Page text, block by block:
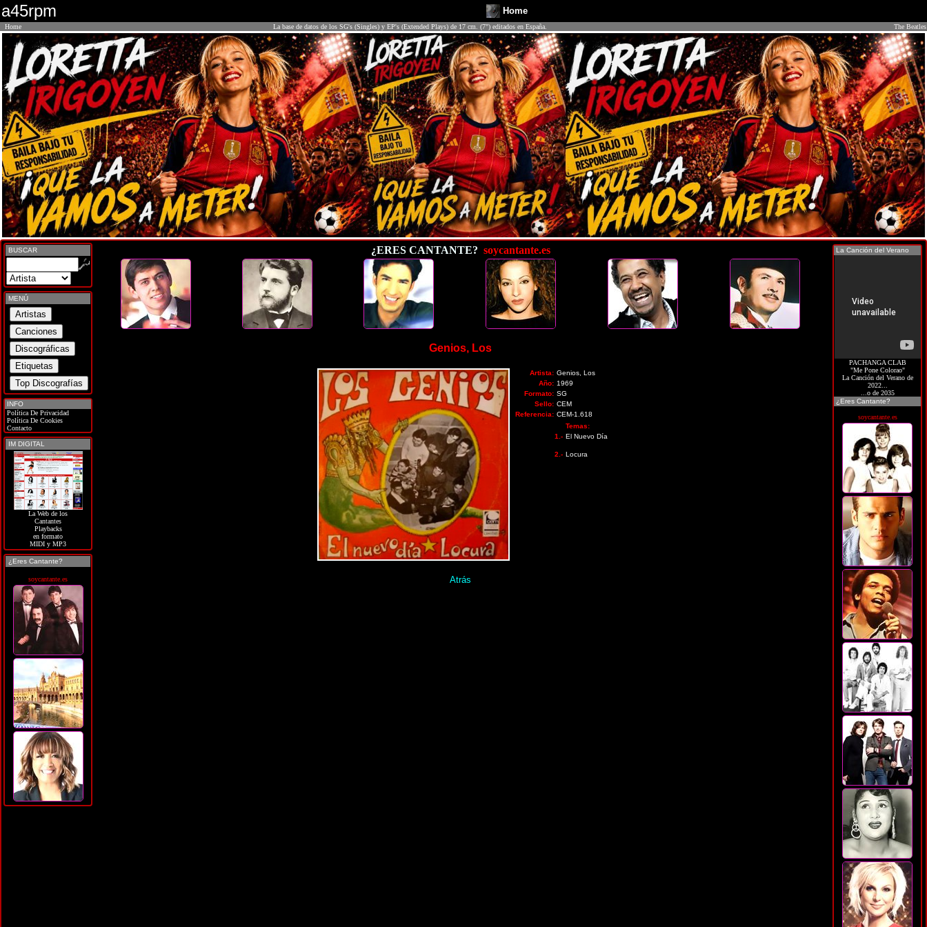
a45rpm Home
Home La base de datos de los SG's (Singles) y EP's (Extended Plays) de 17 cm. (7") editados en España. The Beatles
BUSCAR
MENÚ
INFO
Política De Privacidad
Política De Cookies
Contacto
IM DIGITAL
La Web de los
Cantantes
Playbacks
en formato
MIDI y MP3
¿Eres Cantante?
soycantante.es
¿ERES CANTANTE? soycantante.es
Genios, Los
Artista: Genios, Los
Año: 1969
Formato: SG
Sello: CEM
Referencia: CEM-1.618
Temas:
1.- El Nuevo Día
2.- Locura
Atrás
La Canción del Verano
PACHANGA CLAB
"Me Pone Colorao"
La Canción del Verano de
2022...
...o de 2035
¿Eres Cantante?
soycantante.es